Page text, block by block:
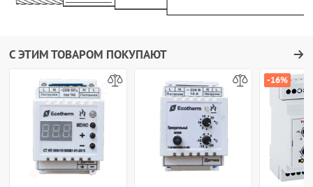
С ЭТИМ ТОВАРОМ ПОКУПАЮТ
-16%